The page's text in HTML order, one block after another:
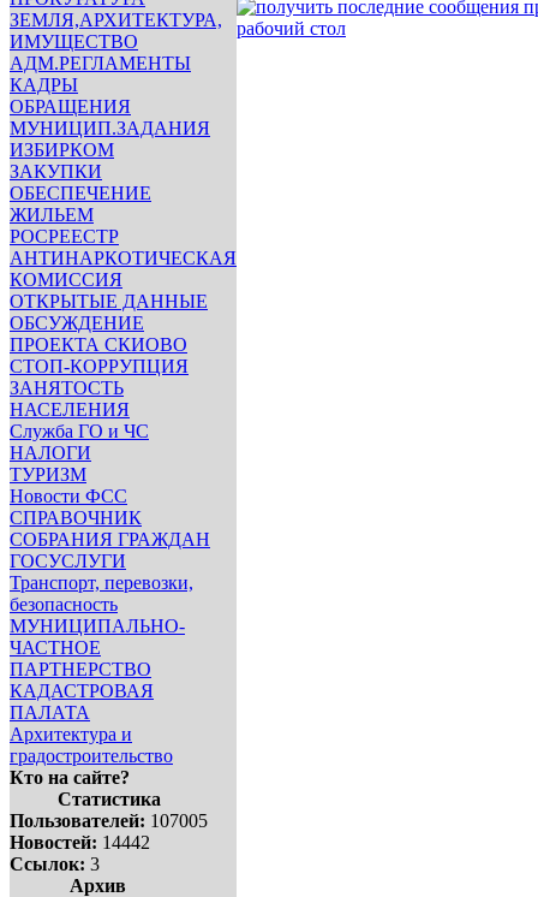
ЗЕМЛЯ,АРХИТЕКТУРА,
ИМУЩЕСТВО
АДМ.РЕГЛАМЕНТЫ
КАДРЫ
ОБРАЩЕНИЯ
МУНИЦИП.ЗАДАНИЯ
ИЗБИРКОМ
ЗАКУПКИ
ОБЕСПЕЧЕНИЕ
ЖИЛЬЕМ
РОСРЕЕСТР
АНТИНАРКОТИЧЕСКАЯ
КОМИССИЯ
ОТКРЫТЫЕ ДАННЫЕ
ОБСУЖДЕНИЕ
ПРОЕКТА СКИОВО
СТОП-КОРРУПЦИЯ
ЗАНЯТОСТЬ
НАСЕЛЕНИЯ
Служба ГО и ЧС
НАЛОГИ
ТУРИЗМ
Новости ФСС
СПРАВОЧНИК
СОБРАНИЯ ГРАЖДАН
ГОСУСЛУГИ
Транспорт, перевозки,
безопасность
МУНИЦИПАЛЬНО-
ЧАСТНОЕ
ПАРТНЕРСТВО
КАДАСТРОВАЯ
ПАЛАТА
Архитектура и
градостроительство
Кто на сайте?
Статистика
Пользователей: 107005
Новостей: 14442
Ссылок: 3
Архив